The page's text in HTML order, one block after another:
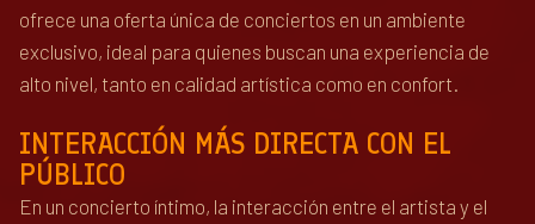
ofrece una oferta única de conciertos en un ambiente
exclusivo, ideal para quienes buscan una experiencia de
alto nivel, tanto en calidad artística como en confort.
INTERACCIÓN MÁS DIRECTA CON EL
PÚBLICO
En un concierto íntimo, la interacción entre el artista y el